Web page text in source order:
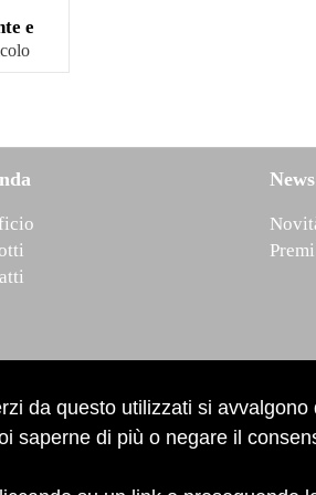
e
News
da questo utilizzati si
saperne di più o negare il